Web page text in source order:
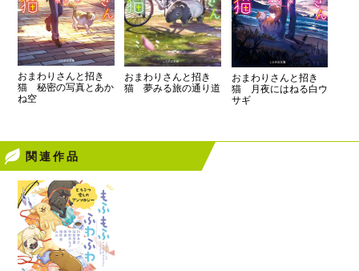
おまわりさんと招き
猫 秘密の写真とあか
ね空
おまわりさんと招き
猫 夢みる旅の通り道
おまわりさんと招き
猫 月夜にはねる白ウ
サギ
関連作品